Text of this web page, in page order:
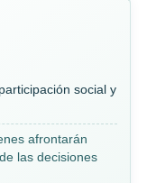
social y
afrontarán
las decisiones